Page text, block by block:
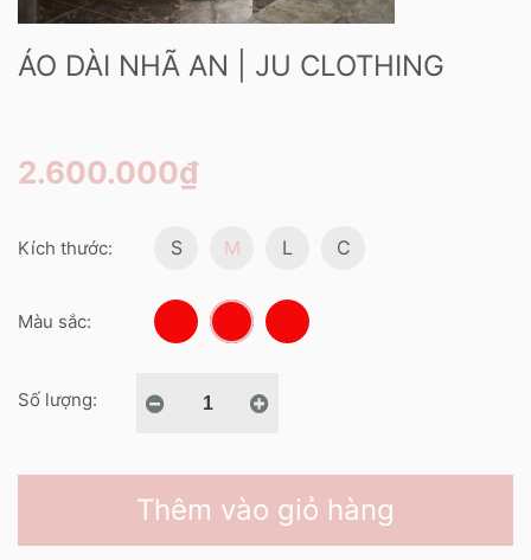
ÁO DÀI NHÃ AN | JU CLOTHING
2.600.000₫
Kích thước: S M L C
Màu sắc:
Số lượng:
Thêm vào giỏ hàng